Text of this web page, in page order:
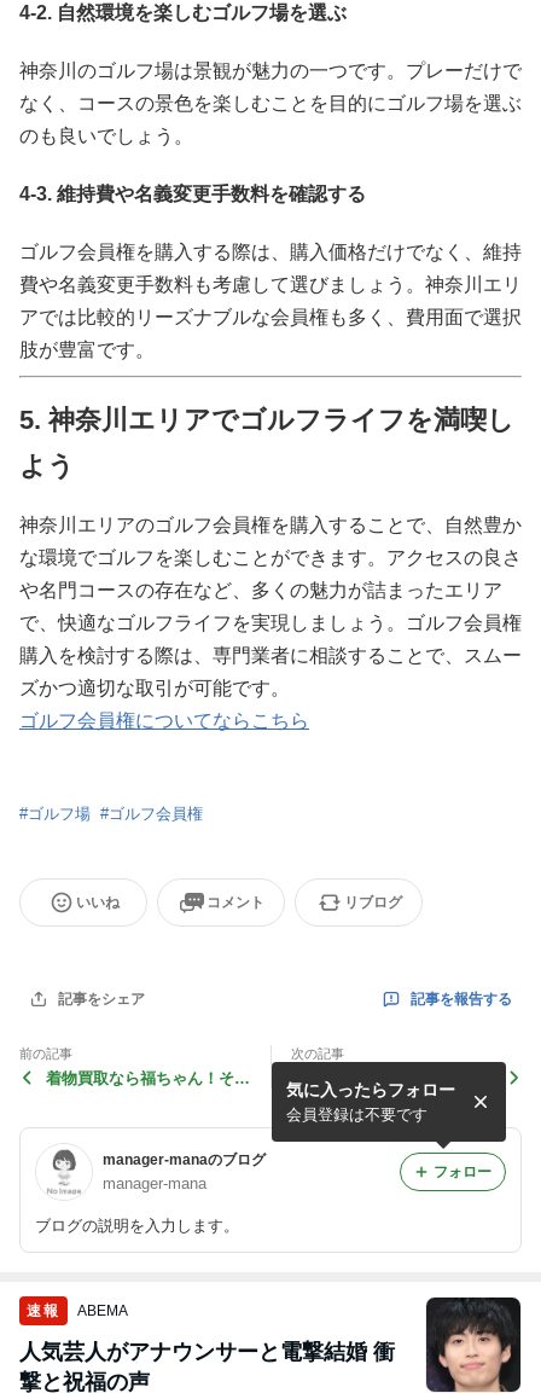
4-2. 自然環境を楽しむゴルフ場を選ぶ
神奈川のゴルフ場は景観が魅力の一つです。プレーだけで
なく、コースの景色を楽しむことを目的にゴルフ場を選ぶ
のも良いでしょう。
4-3. 維持費や名義変更手数料を確認する
ゴルフ会員権を購入する際は、購入価格だけでなく、維持
費や名義変更手数料も考慮して選びましょう。神奈川エリ
アでは比較的リーズナブルな会員権も多く、費用面で選択
肢が豊富です。
5. 神奈川エリアでゴルフライフを満喫し
よう
神奈川エリアのゴルフ会員権を購入することで、自然豊か
な環境でゴルフを楽しむことができます。アクセスの良さ
や名門コースの存在など、多くの魅力が詰まったエリア
で、快適なゴルフライフを実現しましょう。ゴルフ会員権
購入を検討する際は、専門業者に相談することで、スムー
ズかつ適切な取引が可能です。
ゴルフ会員権についてならこちら
#ゴルフ場 #ゴルフ会員権
いいね コメント リブログ
記事をシェア 記事を報告する
前の記事
着物買取なら福ちゃん！その
次の記事
仮想通貨とブロックチェー
ン：その仕組みと可能性を解
説
manager-manaのブログ
manager-mana
ブログの説明を入力します。
気に入ったらフォロー
会員登録は不要です
フォロー
速報 ABEMA
人気芸人がアナウンサーと電撃結婚 衝
撃と祝福の声